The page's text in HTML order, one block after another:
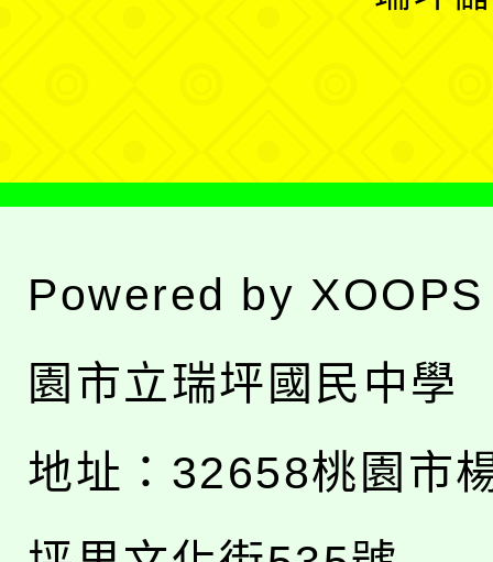
Powered by XOOPS
園市立瑞坪國民中學
地址： 32658桃園市